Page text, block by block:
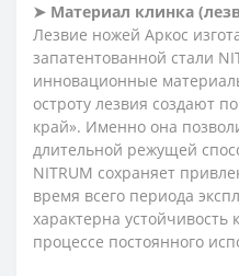
➤ Материал клинка
Лезвие ножей Аркос
запатентованной стали
инновационные
остроту лезвия создают
край». Именно она
длительной режущей
NITRUM сохраняет
время всего периода
характерна устойчивость
процессе постоянного